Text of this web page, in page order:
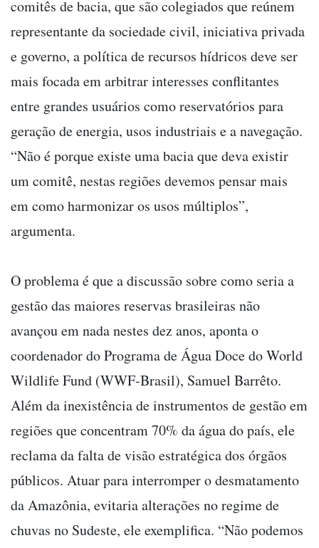
comitês de bacia, que são colegiados que reúnem
representante da sociedade civil, iniciativa privada
e governo, a política de recursos hídricos deve ser
mais focada em arbitrar interesses conflitantes
entre grandes usuários como reservatórios para
geração de energia, usos industriais e a navegação.
“Não é porque existe uma bacia que deva existir
um comitê, nestas regiões devemos pensar mais
em como harmonizar os usos múltiplos”,
argumenta.
O problema é que a discussão sobre como seria a
gestão das maiores reservas brasileiras não
avançou em nada nestes dez anos, aponta o
coordenador do Programa de Água Doce do World
Wildlife Fund (WWF-Brasil), Samuel Barrêto.
Além da inexistência de instrumentos de gestão em
regiões que concentram 70% da água do país, ele
reclama da falta de visão estratégica dos órgãos
públicos. Atuar para interromper o desmatamento
da Amazônia, evitaria alterações no regime de
chuvas no Sudeste, ele exemplifica. “Não podemos